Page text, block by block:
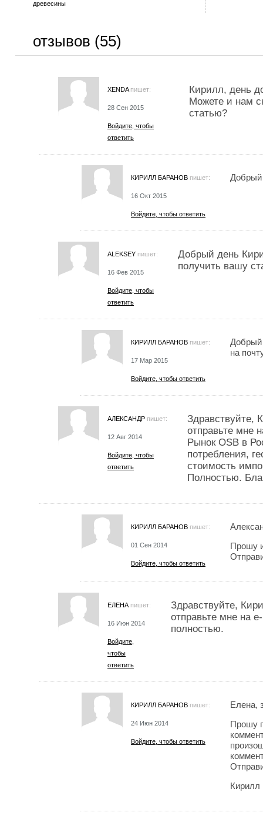
древесины
отзывов (55)
XENDAпишет:
28 Сен 2015
Войдите, чтобы
ответить
Кирилл, день
Можете и нам
статью?
КИРИЛЛ БАРАНОВ пишет:
16 Окт 2015
Войдите, чтобы ответить
Добрый
ALEKSEY пишет:
16 Фев 2015
Войдите, чтобы
ответить
Добрый день
получить вашу
КИРИЛЛ БАРАНОВ пишет:
17 Мар 2015
Войдите, чтобы ответить
Добрый
на
АЛЕКСАНДР пишет:
12 Авг 2014
Войдите, чтобы
ответить
Здравствуйте,
отправьте мне
Рынок OSB в
потребления,
стоимость
Полностью.
КИРИЛЛ БАРАНОВ пишет:
01 Сен 2014
Войдите, чтобы ответить
Прошу
ЕЛЕНА пишет:
16 Июн 2014
Войдите,
чтобы
ответить
Здравствуйте,
отправьте мне на
полностью.
КИРИЛЛ БАРАНОВ пишет:
24 Июн 2014
Войдите, чтобы ответить
Елена,
Прошу
Кирилл